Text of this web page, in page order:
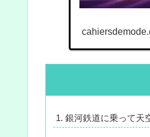
銀河鉄道に乗って天